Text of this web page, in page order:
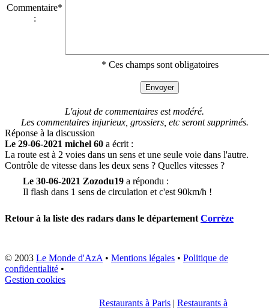
Commentaire*
:
* Ces champs sont obligatoires
L'ajout de commentaires est modéré.
Les commentaires injurieux, grossiers, etc seront supprimés.
Réponse à la discussion
Le 29-06-2021 michel 60 a écrit :
La route est à 2 voies dans un sens et une seule voie dans l'autre.
Contrôle de vitesse dans les deux sens ? Quelles vitesses ?
Le 30-06-2021 Zozodu19 a répondu :
Il flash dans 1 sens de circulation et c'est 90km/h !
Retour à la liste des radars dans le département Corrèze
© 2003 Le Monde d'AzA • Mentions légales • Politique de
confidentialité •
Gestion cookies
Restaurants à Paris | Restaurants à